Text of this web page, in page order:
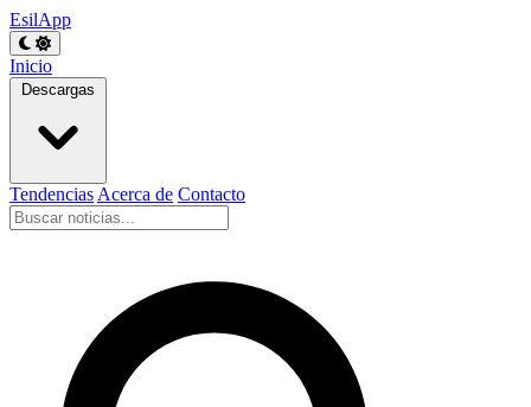
EsilApp
Inicio
Descargas
Tendencias Acerca de Contacto